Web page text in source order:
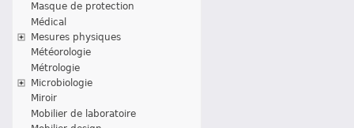
Masque de protection
Médical
Mesures physiques
Météorologie
Métrologie
Microbiologie
Miroir
Mobilier de laboratoire